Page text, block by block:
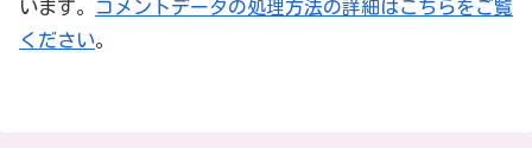
います。
コメントデータの処理方法の詳細はこちらをご覧
ください。